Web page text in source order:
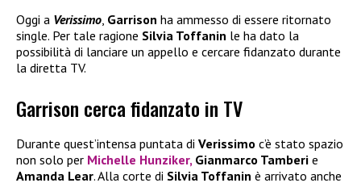
Oggi a Verissimo Garrison ha ammesso di essere ritornato
single. Per tale ragione Silvia Toffanin le ha dato la
possibilità di lanciare un appello e cercare fidanzato durante
la diretta TV.
Garrison cerca fidanzato in TV
Durante quest’intensa puntata di Verissimo c’è stato spazio
non solo per Michelle Hunziker,Gianmarco Tamberi e
Amanda Lear. Alla corte di Silvia Toffanin è arrivato anche